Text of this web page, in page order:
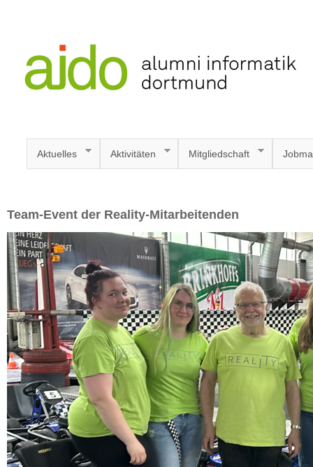
Aktuelles Aktivitäten Mitgliedschaft
Team-Event der Reality-Mitarbeitenden